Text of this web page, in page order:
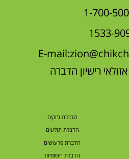
1-700-
E-mail:
רישיון הדברה
הדברת ג'וקים
הדברת תולעים
הדברת פרעושים
הדברת חשופיות